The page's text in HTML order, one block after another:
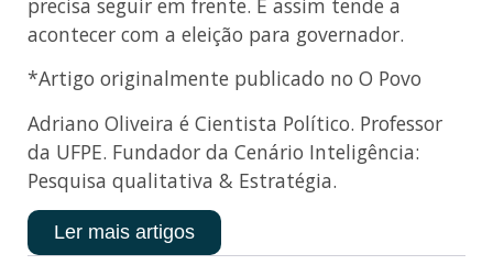
precisa seguir em frente. E assim tende a
acontecer com a eleição para governador.
*Artigo originalmente publicado no O Povo
Adriano Oliveira é Cientista Político. Professor
da UFPE. Fundador da Cenário Inteligência:
Pesquisa qualitativa & Estratégia.
Ler mais artigos